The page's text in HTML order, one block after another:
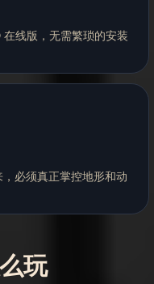
在线版，无需繁琐的安装
必须真正掌控地形和动
玩